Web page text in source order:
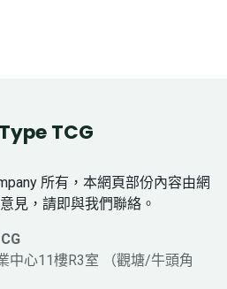
TCG
所有，本網頁部份內容由網
見，請即與我們聯絡。
中心11樓R3室 （觀塘/牛頭角